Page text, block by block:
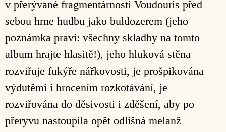
v přerývané fragmentárnosti Voudouris před
sebou hrne hudbu jako buldozerem (jeho
poznámka praví: všechny skladby na tomto
album hrajte hlasitě!), jeho hluková stěna
rozviřuje fukýře nářkovosti, je prošpikována
výdutěmi i hrocením rozkotávání, je
rozviřována do děsivosti i zděšení, aby po
přeryvu nastoupila opět odlišná melanž